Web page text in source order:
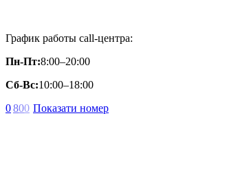
График работы call-центра:
Пн-Пт:8:00–20:00
Сб-Вс:10:00–18:00
0800 Показати номер